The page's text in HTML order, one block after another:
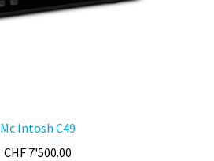
Mc Intosh C49
CHF 7'500.00